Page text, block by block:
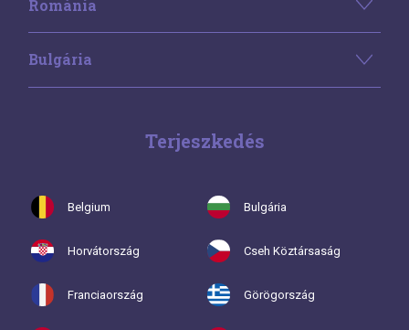
Románia
Bulgária
Terjeszkedés
Belgium Bulgária
Horvátország Cseh Köztársaság
Franciaország Görögország